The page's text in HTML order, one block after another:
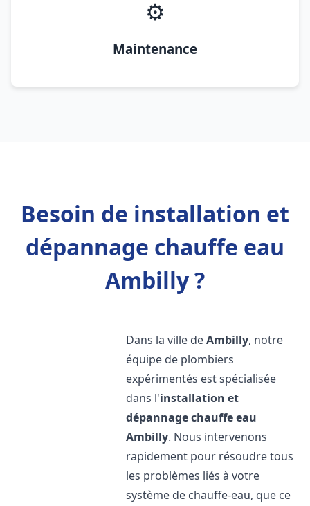
⚙️
Maintenance
Besoin de installation et
dépannage chauffe eau
Ambilly ?
Dans la ville deAmbilly, notre
équipe de plombiers
expérimentés est spécialisée
dans l'installation et
dépannage chauffe eau
Ambilly. Nous intervenons
rapidement pour résoudre tous
les problèmes liés à votre
système de chauffe-eau, que ce